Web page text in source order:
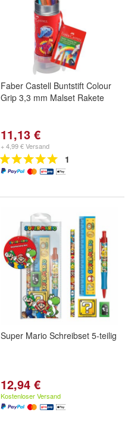
Faber Castell Buntstift Colour
Grip 3,3 mm Malset Rakete
11,13 €
+ 4,99 € Versand
1
Super Mario Schreibset 5-teilig
12,94 €
Kostenloser Versand